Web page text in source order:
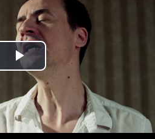
Play
Video